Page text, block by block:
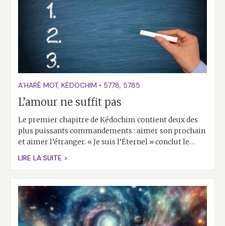
A’HARÉ MOT, KÉDOCHIM • 5778, 5785
L’amour ne suffit pas
Le premier chapitre de Kédochim contient deux des
plus puissants commandements : aimer son prochain
et aimer l’étranger. « Je suis l’Éternel » conclut le…
LIRE LA SUITE >